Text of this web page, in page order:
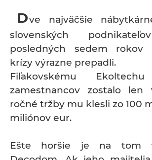
Dve najväčšie
slovenských
posledných sedem rokov
krízy výrazne prepadli.
Fiľakovskému
zamestnancov zostalo
ročné tržby mu klesli zo 100
miliónov eur.
Ešte horšie je na tom